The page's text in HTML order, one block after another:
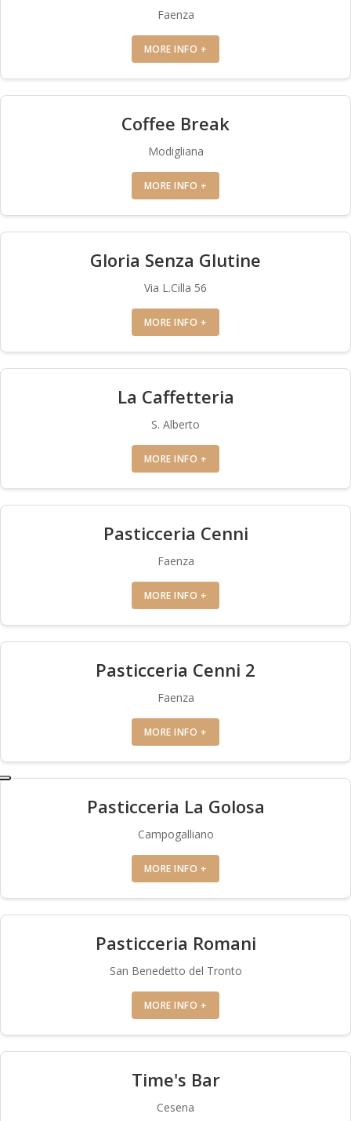
Faenza
MORE INFO +
Coffee Break
Modigliana
MORE INFO +
Gloria Senza Glutine
Via L.Cilla 56
MORE INFO +
La Caffetteria
S. Alberto
MORE INFO +
Pasticceria Cenni
Faenza
MORE INFO +
Pasticceria Cenni 2
Faenza
MORE INFO +
Pasticceria La Golosa
Campogalliano
MORE INFO +
Pasticceria Romani
San Benedetto del Tronto
MORE INFO +
Time's Bar
Cesena